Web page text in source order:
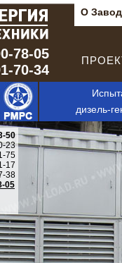
О
78-05
70-34
дизель-
50
23
75
17
38
05